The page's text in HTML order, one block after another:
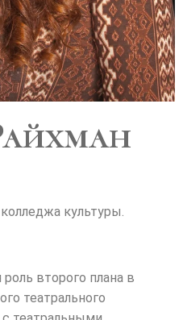
культуры.
второго плана в
театрального